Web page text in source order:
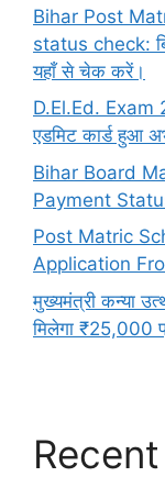
Bihar Post
status check:
यहाँ से चेक करें।
D.El.Ed. Exam
एडमिट कार्ड हुआ
Bihar Board
Payment
Post Matric
Application
मुख्यमंत्री कन्या
मिलेगा ₹25,000